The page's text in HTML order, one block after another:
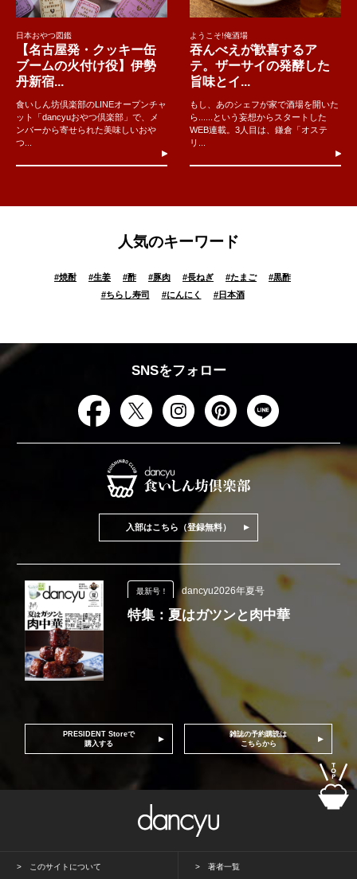
日本おやつ図鑑
【名古屋発・クッキー缶
ブームの火付け役】伊勢
丹新宿...
食いしん坊倶楽部のLINEオープンチャ
ット「dancyuおやつ倶楽部」で、メ
ンバーから寄せられた美味しいおや
つ...
ようこそ!俺酒場
吞んべえが歓喜するア
テ。ザーサイの発酵した
旨味とイ...
もし、あのシェフが家で酒場を開いた
ら......という妄想からスタートした
WEB連載。3人目は、鎌倉「オステ
リ...
人気のキーワード
#焼酎 #生姜 #酢 #豚肉 #長ねぎ #たまご #黒酢
#ちらし寿司 #にんにく #日本酒
SNSをフォロー
入部はこちら（登録無料）
最新号！ dancyu2026年夏号
特集：夏はガツンと肉中華
PRESIDENT Storeで
購入する
雑誌の予約購読は
こちらから
このサイトについて 著者一覧